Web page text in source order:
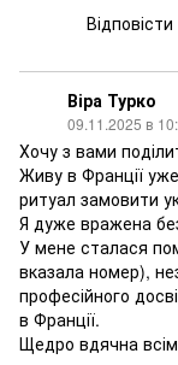
Відповісти
Віра Турко
09.11.2025 в
Хочу з вами
Живу в Франції
ритуал замовити
Я дуже вражена
У мене сталася
вказала номер),
професійного
в Франції.
Щедро вдячна